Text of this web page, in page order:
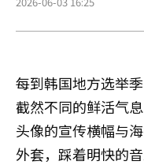
每到韩国地方选举
截然不同的鲜活气
头像的宣传横幅与
外套，踩着明快的